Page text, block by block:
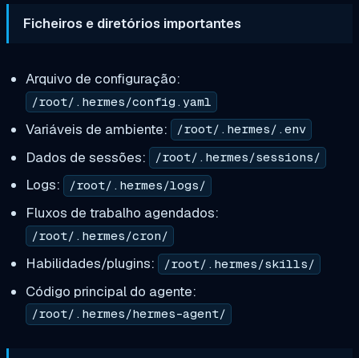
Ficheiros e diretórios importantes
Arquivo de configuração:
/root/.hermes/config.yaml
Variáveis de ambiente: /root/.hermes/.env
Dados de sessões: /root/.hermes/sessions/
Logs: /root/.hermes/logs/
Fluxos de trabalho agendados:
/root/.hermes/cron/
Habilidades/plugins: /root/.hermes/skills/
Código principal do agente:
/root/.hermes/hermes-agent/